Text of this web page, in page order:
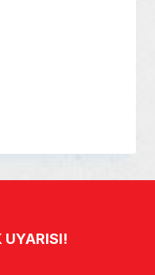
UYARISI!